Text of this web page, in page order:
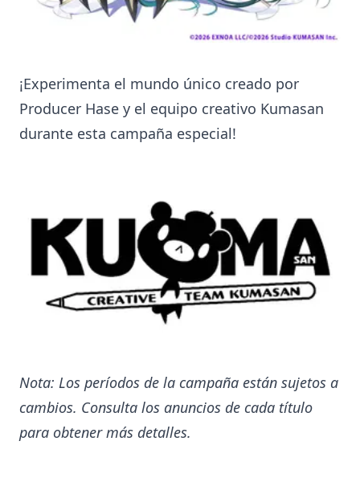
¡Experimenta el mundo único creado por
Producer Hase y el equipo creativo Kumasan
durante esta campaña especial!
Nota: Los períodos de la campaña están sujetos a
cambios. Consulta los anuncios de cada título
para obtener más detalles.